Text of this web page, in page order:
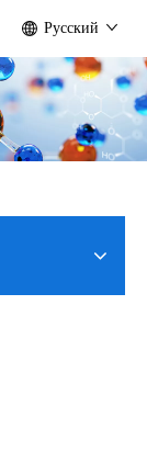
Pусский